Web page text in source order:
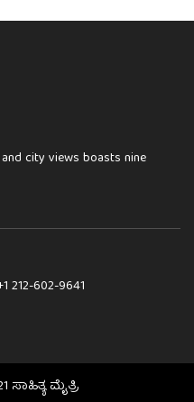
city views boasts nine
212-602-9641
ಸಾಹಿತ್ಯ ಮೈತ್ರಿ